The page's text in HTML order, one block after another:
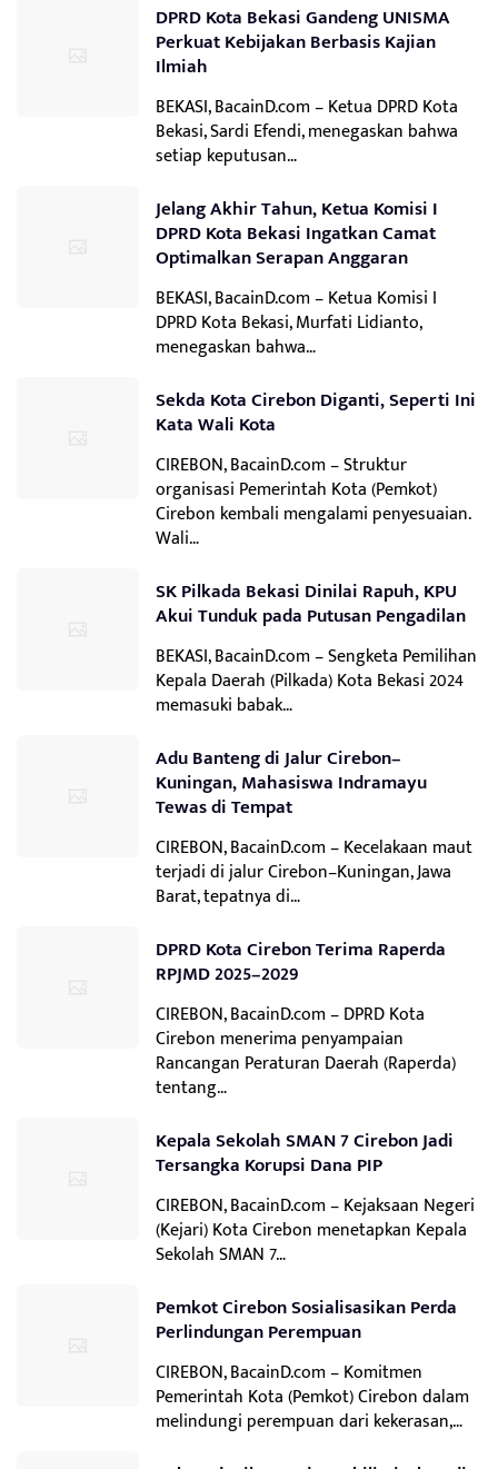
DPRD Kota Bekasi Gandeng UNISMA
Perkuat Kebijakan Berbasis Kajian
Ilmiah
BEKASI, BacainD.com – Ketua DPRD Kota
Bekasi, Sardi Efendi, menegaskan bahwa
setiap keputusan…
Jelang Akhir Tahun, Ketua Komisi I
DPRD Kota Bekasi Ingatkan Camat
Optimalkan Serapan Anggaran
BEKASI, BacainD.com – Ketua Komisi I
DPRD Kota Bekasi, Murfati Lidianto,
menegaskan bahwa…
Sekda Kota Cirebon Diganti, Seperti Ini
Kata Wali Kota
CIREBON, BacainD.com – Struktur
organisasi Pemerintah Kota (Pemkot)
Cirebon kembali mengalami penyesuaian.
Wali…
SK Pilkada Bekasi Dinilai Rapuh, KPU
Akui Tunduk pada Putusan Pengadilan
BEKASI, BacainD.com – Sengketa Pemilihan
Kepala Daerah (Pilkada) Kota Bekasi 2024
memasuki babak…
Adu Banteng di Jalur Cirebon–
Kuningan, Mahasiswa Indramayu
Tewas di Tempat
CIREBON, BacainD.com – Kecelakaan maut
terjadi di jalur Cirebon–Kuningan, Jawa
Barat, tepatnya di…
DPRD Kota Cirebon Terima Raperda
RPJMD 2025–2029
CIREBON, BacainD.com – DPRD Kota
Cirebon menerima penyampaian
Rancangan Peraturan Daerah (Raperda)
tentang…
Kepala Sekolah SMAN 7 Cirebon Jadi
Tersangka Korupsi Dana PIP
CIREBON, BacainD.com – Kejaksaan Negeri
(Kejari) Kota Cirebon menetapkan Kepala
Sekolah SMAN 7…
Pemkot Cirebon Sosialisasikan Perda
Perlindungan Perempuan
CIREBON, BacainD.com – Komitmen
Pemerintah Kota (Pemkot) Cirebon dalam
melindungi perempuan dari kekerasan,…